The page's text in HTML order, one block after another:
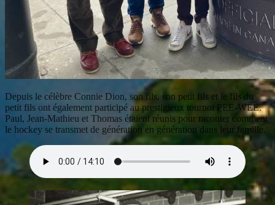
Depuis le célèbre Connie Dion, son fils, son petit fils et le fils du
petit fils ont également participé au prestigieux tournoi PEE-WEE.
Paul, Jean-Mathieu et Thomas étaient réunis pour raconter comment
le hockey se transmet de génération en génération dans leur famille.